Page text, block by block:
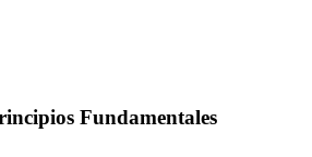
Fundamentales